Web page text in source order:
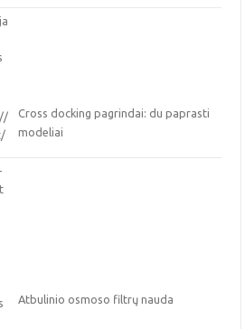
Cross docking pagrindai: du paprasti
modeliai
Atbulinio osmoso filtrų nauda